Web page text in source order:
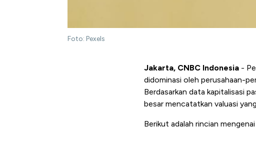
Foto: Pexels
Jakarta, CNBC Indonesia -
didominasi oleh perusahaan-
Berdasarkan data kapitalisasi
besar mencatatkan valuasi
Berikut adalah rincian